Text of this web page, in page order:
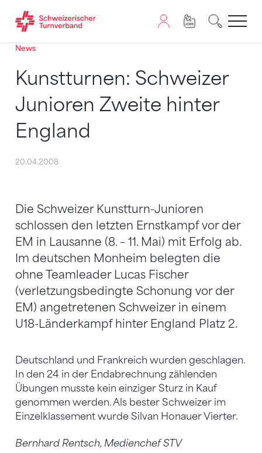
Zum Inhalt springen
Zur Sitemap navigieren
Zum Navigieren dieser Seite wird JavaScript benötigt.
News
Kunstturnen: Schweizer
Junioren Zweite hinter
England
20.04.2008
Die Schweizer Kunstturn-Junioren
schlossen den letzten Ernstkampf vor der
EM in Lausanne (8. – 11. Mai) mit Erfolg ab.
Im deutschen Monheim belegten die
ohne Teamleader Lucas Fischer
(verletzungsbedingte Schonung vor der
EM) angetretenen Schweizer in einem
U18-Länderkampf hinter England Platz 2.
Deutschland und Frankreich wurden geschlagen.
In den 24 in der Endabrechnung zählenden
Übungen musste kein einziger Sturz in Kauf
genommen werden. Als bester Schweizer im
Einzelklassement wurde Silvan Honauer Vierter.
Bernhard Rentsch, Medienchef STV